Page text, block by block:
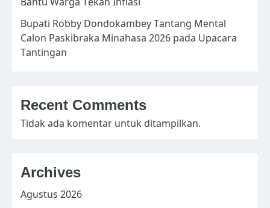
Bupati Robby Dondokambey Tantang Mental
Calon Paskibraka Minahasa 2026 pada Upacara
Tantingan
Recent Comments
Tidak ada komentar untuk ditampilkan.
Archives
Agustus 2026